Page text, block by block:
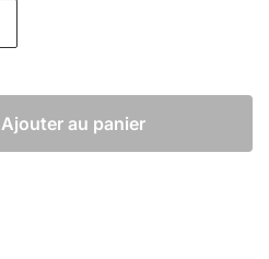
Ajouter au panier